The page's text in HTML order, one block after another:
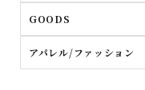
GOODS
アパレル/ファッション